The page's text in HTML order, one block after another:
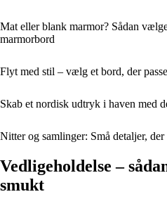
Mat eller blank marmor? Sådan
marmorbord
Flyt med stil – vælg et bord, der
Skab et nordisk udtryk i haven med
Nitter og samlinger: Små detaljer,
Vedligeholdelse –
smukt